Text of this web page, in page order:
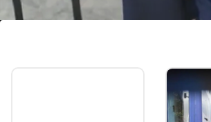
ಮೇ. 21ಕ್ಕೆ ಆರ್‌ಸಿಬಿ ತನ್ನ ಕೊನೆಯ
ಗುಜರಾತ್‌ ಟೈಟಾನ್ಸ್‌ ವಿರುದ್ಧ